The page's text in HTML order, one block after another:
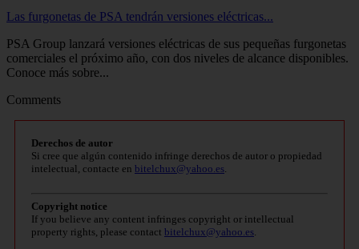
Las furgonetas de PSA tendrán versiones eléctricas...
PSA Group lanzará versiones eléctricas de sus pequeñas furgonetas
comerciales el próximo año, con dos niveles de alcance disponibles.
Conoce más sobre...
Comments
Derechos de autor
Si cree que algún contenido infringe derechos de autor o propiedad
intelectual, contacte en bitelchux@yahoo.es
Copyright notice
If you believe any content infringes copyright or intellectual
property rights, please contact bitelchux@yahoo.es